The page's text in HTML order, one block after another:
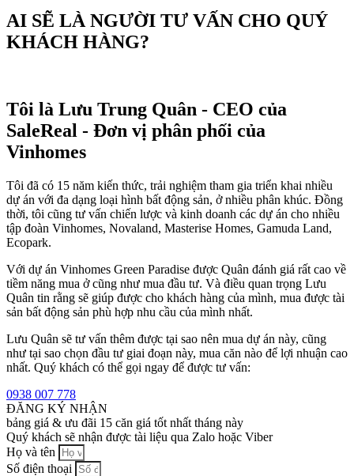
AI SẼ LÀ NGƯỜI TƯ VẤN CHO QUÝ
KHÁCH HÀNG?
Tôi là Lưu Trung Quân - CEO của
SaleReal - Đơn vị phân phối của
Vinhomes
Tôi đã có 15 năm kiến thức, trải nghiệm tham gia triển khai nhiều
dự án với đa dạng loại hình bất động sản, ở nhiều phân khúc. Đồng
thời, tôi cũng tư vấn chiến lược và kinh doanh các dự án cho nhiều
tập đoàn Vinhomes, Novaland, Masterise Homes, Gamuda Land,
Ecopark.
Với dự án Vinhomes Green Paradise được Quân đánh giá rất cao về
tiềm năng mua ở cũng như mua đầu tư. Và điều quan trọng Lưu
Quân tin rằng sẽ giúp được cho khách hàng của mình, mua được tài
sản bất động sản phù hợp nhu cầu của mình nhất.
Lưu Quân sẽ tư vấn thêm được tại sao nên mua dự án này, cũng
như tại sao chọn đầu tư giai đoạn này, mua căn nào để lợi nhuận cao
nhất. Quý khách có thể gọi ngay để được tư vấn:
0938 007 778
ĐĂNG KÝ NHẬN
bảng giá & ưu đãi 15 căn giá tốt nhất tháng này
Quý khách sẽ nhận được tài liệu qua Zalo hoặc Viber
Họ và tên
Số điện thoại